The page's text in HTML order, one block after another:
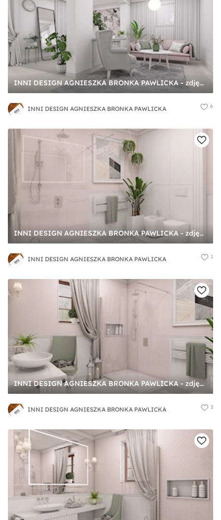
INNI DESIGN AGNIESZKA BRONKA PAWLICKA - zdjęcie od INNI DESIGN AGNIESZKA BRONKA PAWLICKA
INNI DESIGN AGNIESZKA BRONKA PAWLICKA 6
INNI DESIGN AGNIESZKA BRONKA PAWLICKA - zdjęcie od INNI DESIGN AGNIESZKA BRONKA PAWLICKA
INNI DESIGN AGNIESZKA BRONKA PAWLICKA 1
INNI DESIGN AGNIESZKA BRONKA PAWLICKA - zdjęcie od INNI DESIGN AGNIESZKA BRONKA PAWLICKA
INNI DESIGN AGNIESZKA BRONKA PAWLICKA 2